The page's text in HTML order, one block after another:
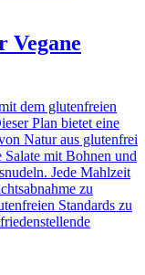
Vegane
dem glutenfreien
Plan bietet eine
Natur aus glutenfrei
Salate mit Bohnen und
Jede Mahlzeit
zu
Standards zu